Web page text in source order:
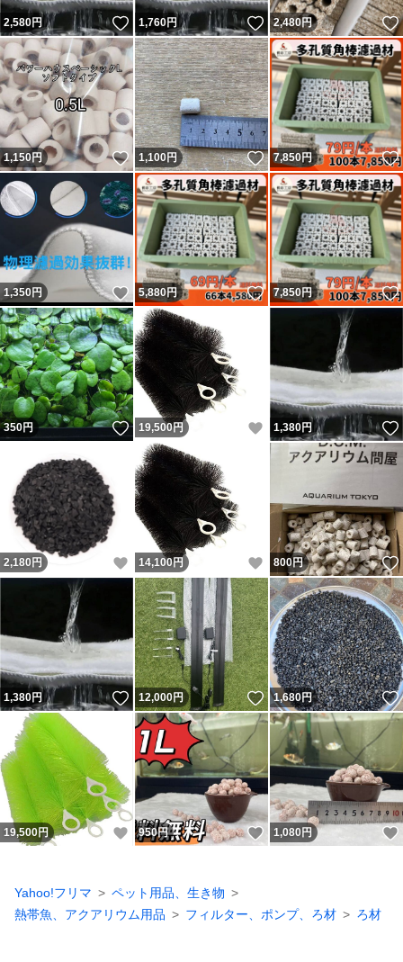
2,580円 いいね！
1,760円 いいね！
2,480円
1,150円 いいね！
1,100円 いいね！
7,850円
1,350円 いいね！
5,880円 いいね！
7,850円
350円 いいね！
19,500円 いいね！
1,380円
2,180 円 いいね！
14,100円 いいね！
800円
1,380円 いいね！
12,000円 いいね！
1,680円
19,500円 いいね！
950円 いいね！
1,080円
Yahoo!フリマ
ペット用品、生き物
熱帯魚、アクアリウム用品
フィルター、ポンプ、ろ材 ろ材